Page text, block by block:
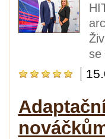
se